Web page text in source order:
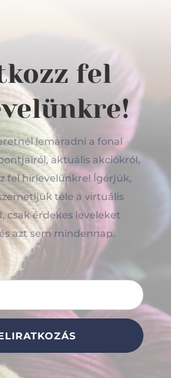
fel
lemaradni a fonal
aktuális akciókról,
fel hírlevelünkre! Ígérjük,
tele a virtuális
csak érdekes leveleket
azt sem mindennap.